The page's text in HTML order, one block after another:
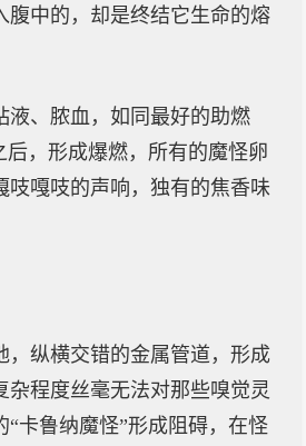
腹中的，却是终结它生命的熔
液、脓血，如同最好的助燃
后，形成爆燃，所有的魔怪卵
吱嘎吱的声响，独有的焦香味
，纵横交错的金属管道，形成
杂程度丝毫无法对那些嗅觉灵
“卡鲁纳魔怪”形成阻碍，在怪